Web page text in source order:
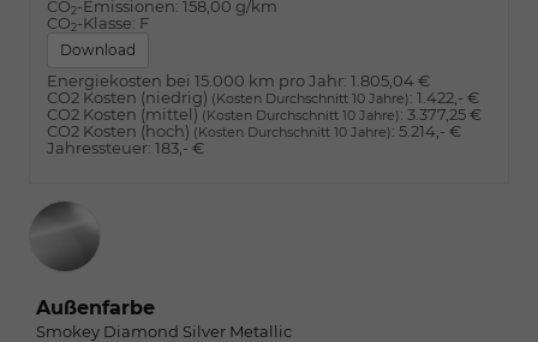
CO2-Emissionen: 158,00 g/km
CO2-Klasse: F
Download
Energiekosten bei 15.000 km pro Jahr: 1.805,04 €
CO2 Kosten (niedrig) (Kosten Durchschnitt 10 Jahre): 1.422,- €
CO2 Kosten (mittel) (Kosten Durchschnitt 10 Jahre): 3.377,25 €
CO2 Kosten (hoch) (Kosten Durchschnitt 10 Jahre): 5.214,- €
Jahressteuer: 183,- €
Außenfarbe
Smokey Diamond Silver Metallic